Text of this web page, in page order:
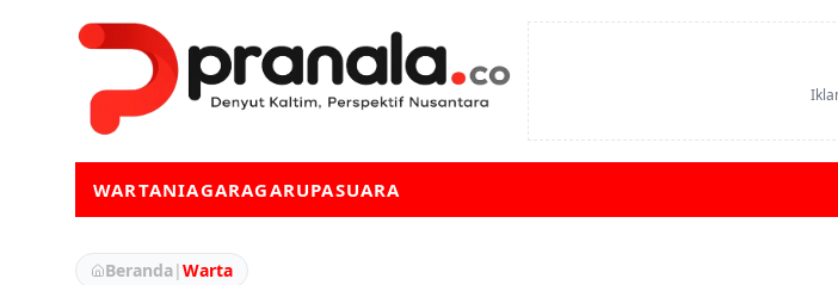
WARTANIAGARAGARUPASUARA
Beranda|Warta